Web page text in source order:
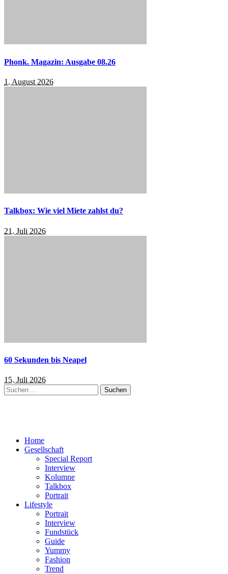
Phonk. Magazin: Ausgabe 08.26
1. August 2026
Talkbox: Wie viel Miete zahlst du?
21. Juli 2026
60 Sekunden bis Neapel
15. Juli 2026
Suchen
nach:
Home
Gesellschaft
Special Report
Interview
Kolumne
Talkbox
Portrait
Lifestyle
Portrait
Interview
Fundstück
Guide
Yummy
Fashion
Trend